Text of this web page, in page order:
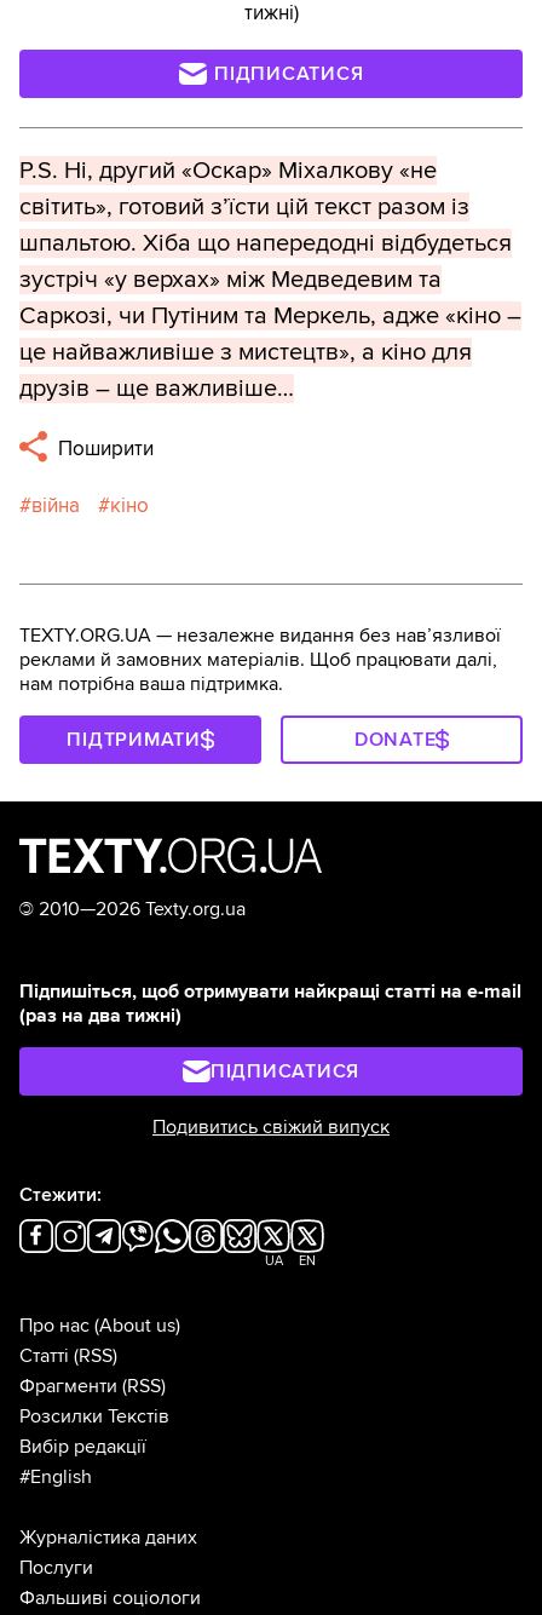
тижні)
ПІДПИСАТИСЯ
P.S. Ні, другий «Оскар» Міхалкову «не
світить», готовий з’їсти цій текст разом із
шпальтою. Хіба що напередодні відбудеться
зустріч «у верхах» між Медведевим та
Саркозі, чи Путіним та Меркель, адже «кіно –
це найважливіше з мистецтв», а кіно для
друзів – ще важливіше…
Поширити
війна кіно
TEXTY.ORG.UA — незалежне видання без навʼязливої
реклами й замовних матеріалів. Щоб працювати далі,
нам потрібна ваша підтримка.
ПІДТРИМАТИ DONATE
© 2010—2026 Texty.org.ua
Підпишіться, щоб отримувати найкращі статті на e-mail
(раз на два тижні)
ПІДПИСАТИСЯ
Подивитись свіжий випуск
Стежити:
UA EN
Про нас (About us)
Статті (RSS)
Фрагменти (RSS)
Розсилки Текстів
Вибір редакції
#English
Журналістика даних
Послуги
Фальшиві соціологи